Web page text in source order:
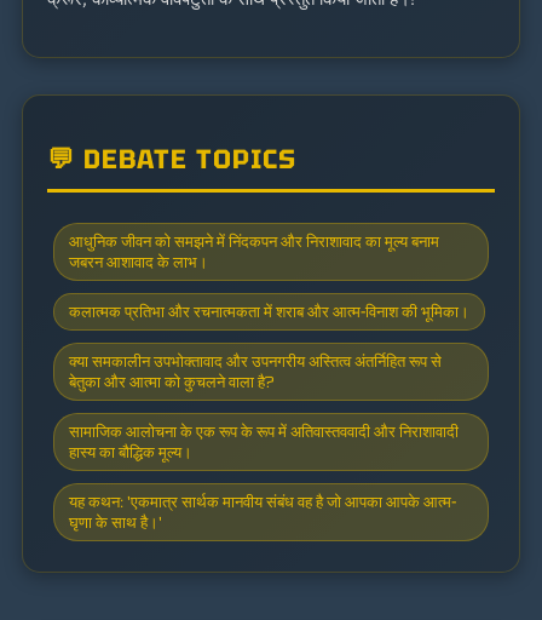
💬 DEBATE TOPICS
आधुनिक जीवन को समझने में निंदकपन और निराशावाद का मूल्य बनाम
जबरन आशावाद के लाभ।
कलात्मक प्रतिभा और रचनात्मकता में शराब और आत्म-विनाश की भूमिका।
क्या समकालीन उपभोक्तावाद और उपनगरीय अस्तित्व अंतर्निहित रूप से
बेतुका और आत्मा को कुचलने वाला है?
सामाजिक आलोचना के एक रूप के रूप में अतिवास्तववादी और निराशावादी
हास्य का बौद्धिक मूल्य।
यह कथन: 'एकमात्र सार्थक मानवीय संबंध वह है जो आपका आपके आत्म-
घृणा के साथ है।'